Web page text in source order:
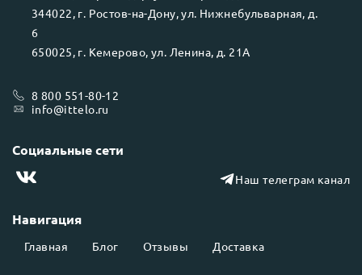
Навигация
Главная Блог Отзывы Доставка
344022, г. Ростов-на-Дону, ул. Нижнебульварная, д.
6
650025, г. Кемерово, ул. Ленина, д. 21А
8 800 551-80-12
info@ittelo.ru
Социальные сети
Наш телеграм канал